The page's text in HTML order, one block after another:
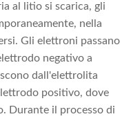
al litio si scarica, gli
nella
Gli elettroni passano
negativo a
dall'elettrolita
positivo, dove
Durante il processo di